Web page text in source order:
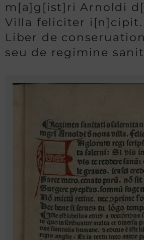
m[a]g[ist]ri Arnoldi
Villa feliciter
Liber de
seu de regimine